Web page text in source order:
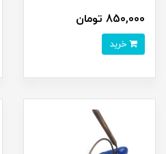
850,000 تومان